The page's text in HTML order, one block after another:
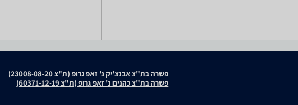
פשרה בת"צ אבנצ'יק נ' זאפ גרופ (ת"צ 23008-08-20)
פשרה בת"צ כהנים נ' זאפ גרופ (ת"צ 60371-12-19)